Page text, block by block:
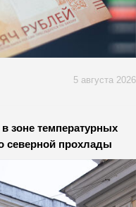
5 августа 2026
зоне температурных
северной прохлады